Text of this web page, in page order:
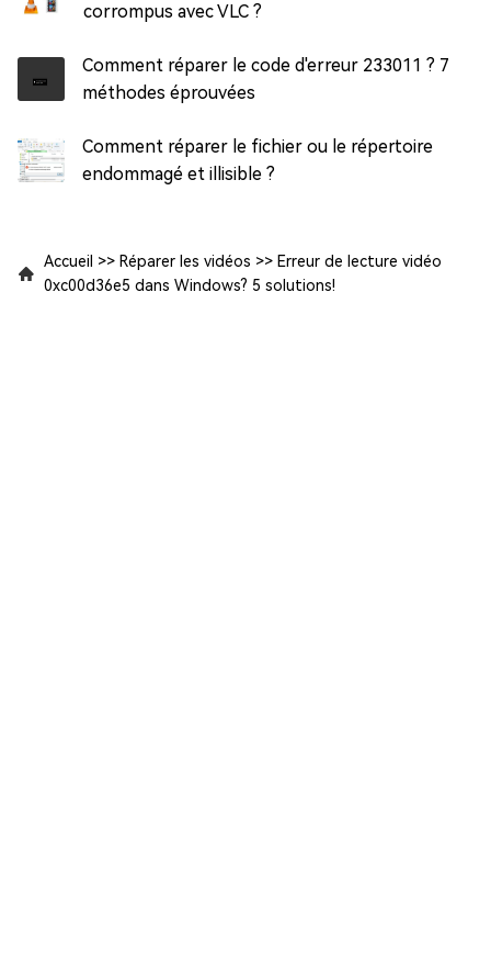
corrompus avec VLC ?
Comment réparer le code d'erreur 233011 ? 7
méthodes éprouvées
Comment réparer le fichier ou le répertoire
endommagé et illisible ?
Accueil >> Réparer les vidéos >> Erreur de lecture vidéo
0xc00d36e5 dans Windows? 5 solutions!